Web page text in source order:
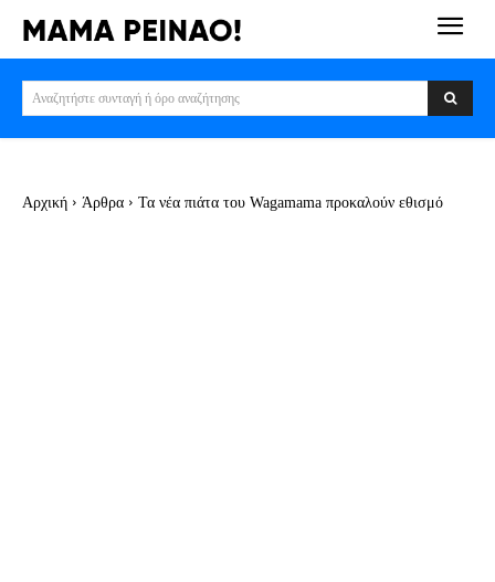
Αναζητήστε συνταγή ή όρο αναζήτησης
Αρχική Άρθρα Τα νέα πιάτα του Wagamama προκαλούν εθισμό